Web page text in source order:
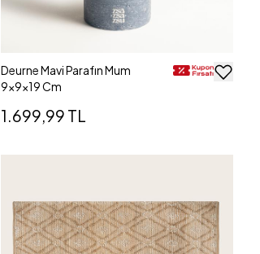
Deurne Mavi Parafın Mum
9x9x19 Cm
1.699,99 TL